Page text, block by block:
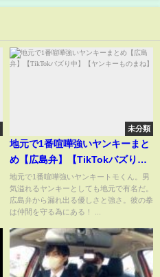
未分類
地元で1番喧嘩強いヤンキーまと
め【広島弁】【TikTokバズり
中】【ヤンキーものまね】
地元で1番喧嘩強いヤンキートモくん。男
気溢れるヤンキーとしても地元で有名だ。
広島弁から漏れ出る優しさと強さ。彼の拳
は仲間を守る為にある！ ...